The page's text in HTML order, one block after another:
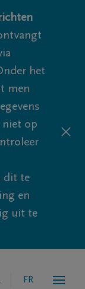
het
men
niet op
dit te
en
uit te
FR